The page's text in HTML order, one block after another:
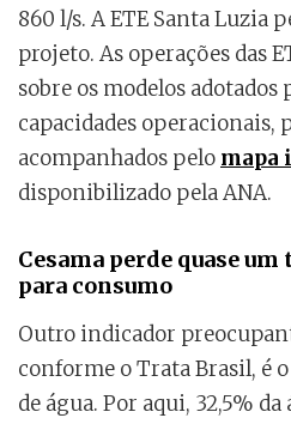
860 l/s. A ETE Santa Luzia
projeto. As operações das
sobre os modelos adotados
capacidades operacionais,
acompanhados pelo mapa
disponibilizado pela ANA.
Cesama perde quase
para consumo
Outro indicador
conforme o Trata Brasil, é
de água. Por aqui, 32,5%